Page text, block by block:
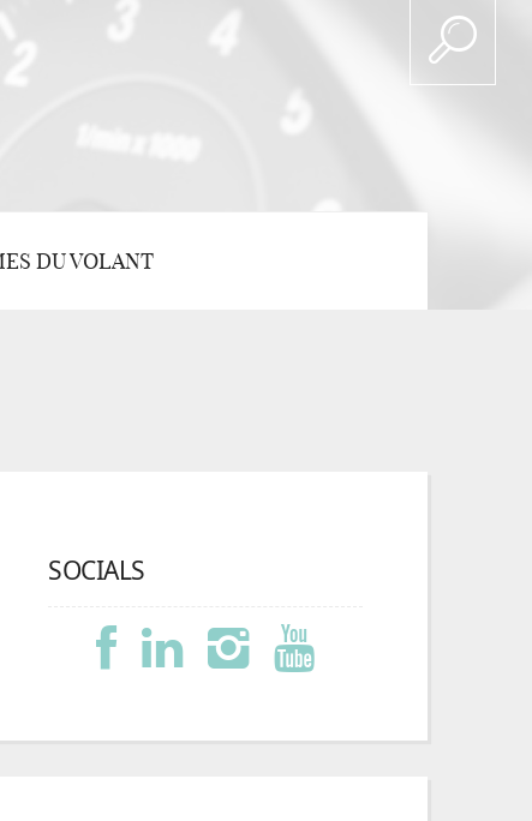
DU VOLANT
SOCIALS